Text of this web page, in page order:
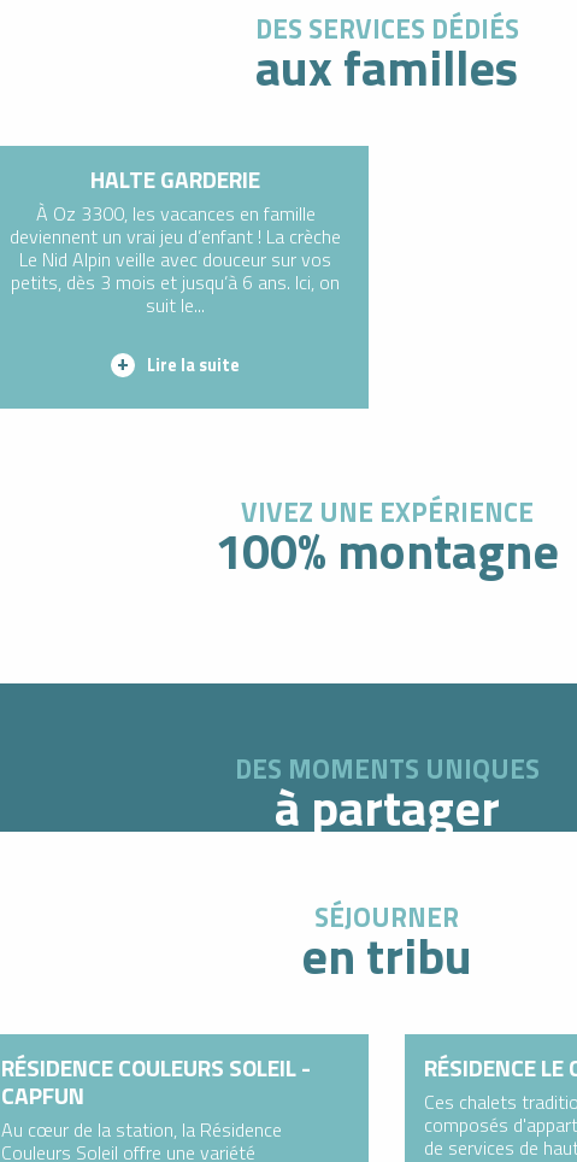
DES SERVICES DÉDIÉS
aux familles
HALTE GARDERIE
À Oz 3300, les vacances en famille
deviennent un vrai jeu d’enfant ! La crèche
Le Nid Alpin veille avec douceur sur vos
petits, dès 3 mois et jusqu’à 6 ans. Ici, on
suit le...
Lire la suite
VIVEZ UNE EXPÉRIENCE
100% montagne
DES MOMENTS UNIQUES
à partager
SÉJOURNER
en tribu
RÉSIDENCE COULEURS SOLEIL -
CAPFUN
Au cœur de la station, la Résidence
Couleurs Soleil offre une variété
RÉSIDENCE LE
Ces chalets
composés
de services de